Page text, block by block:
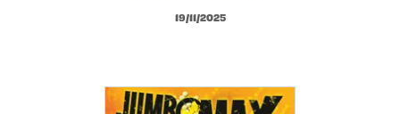
19/11/2025